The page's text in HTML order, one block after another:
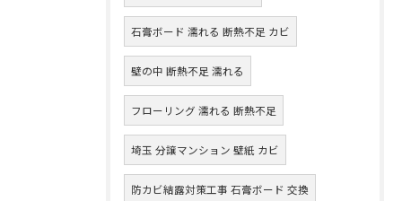
石膏ボード 濡れる 断熱不足 カビ
壁の中 断熱不足 濡れる
フローリング 濡れる 断熱不足
埼玉 分譲マンション 壁紙 カビ
防カビ結露対策工事 石膏ボード 交換